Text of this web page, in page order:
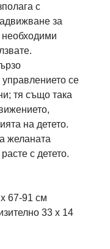
с
за
необходими
управлението се
тя също така
на детето.
желаната
с детето.
67-91 см
33 x 14